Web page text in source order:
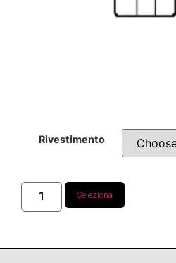
Rivestimento
Seleziona